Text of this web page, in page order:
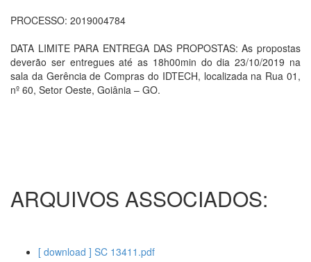
PROCESSO: 2019004784
DATA LIMITE PARA ENTREGA DAS PROPOSTAS: As propostas
deverão ser entregues até as 18h00min do dia 23/10/2019 na
sala da Gerência de Compras do IDTECH, localizada na Rua 01,
nº 60, Setor Oeste, Goiânia – GO.
ARQUIVOS ASSOCIADOS:
[ download ] SC 13411.pdf